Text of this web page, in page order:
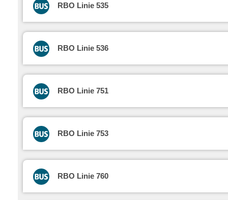
RBO Linie 535
RBO Linie 536
RBO Linie 751
RBO Linie 753
RBO Linie 760